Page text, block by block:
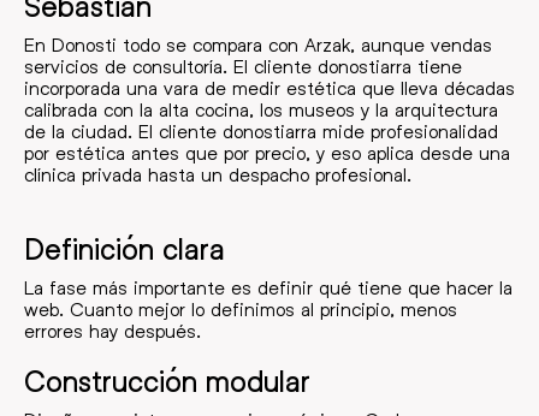
Sebastián
En Donosti todo se compara con Arzak, aunque vendas
servicios de consultoría. El cliente donostiarra tiene
incorporada una vara de medir estética que lleva décadas
calibrada con la alta cocina, los museos y la arquitectura
de la ciudad. El cliente donostiarra mide profesionalidad
por estética antes que por precio, y eso aplica desde una
clínica privada hasta un despacho profesional.
Definición clara
La fase más importante es definir qué tiene que hacer la
web. Cuanto mejor lo definimos al principio, menos
errores hay después.
Construcción modular